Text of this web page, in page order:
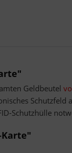
Geldbeutel
Schutzhülle